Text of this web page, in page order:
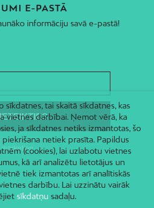
E-PASTĀ
informāciju savā e-pastā!
tai skaitā sīkdatnes, kas
vietnes darbībai. Ņemot vērā, ka
ja sīkdatnes netiks izmantotas, šo
netiek prasīta. Papildus
(cookies), lai uzlabotu vietnes
kā arī analizētu lietotājus un
tiek izmantotas arī analītiskās
darbību. Lai uzzinātu vairāk
sīkdatņusadaļu.